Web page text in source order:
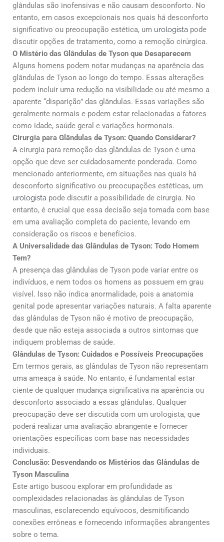
glândulas são inofensivas e não causam desconforto. No
entanto, em casos excepcionais nos quais há desconforto
significativo ou preocupação estética, um urologista pode
discutir opções de tratamento, como a remoção cirúrgica.
O Mistério das Glândulas de Tyson que Desaparecem
Alguns homens podem notar mudanças na aparência das
glândulas de Tyson ao longo do tempo. Essas alterações
podem incluir uma redução na visibilidade ou até mesmo a
aparente “disparição” das glândulas. Essas variações são
geralmente normais e podem estar relacionadas a fatores
como idade, saúde geral e variações hormonais.
Cirurgia para Glândulas de Tyson: Quando Considerar?
A cirurgia para remoção das glândulas de Tyson é uma
opção que deve ser cuidadosamente ponderada. Como
mencionado anteriormente, em situações nas quais há
desconforto significativo ou preocupações estéticas, um
urologista pode discutir a possibilidade de cirurgia. No
entanto, é crucial que essa decisão seja tomada com base
em uma avaliação completa do paciente, levando em
consideração os riscos e benefícios.
A Universalidade das Glândulas de Tyson: Todo Homem
Tem?
A presença das glândulas de Tyson pode variar entre os
indivíduos, e nem todos os homens as possuem em grau
visível. Isso não indica anormalidade, pois a anatomia
genital pode apresentar variações naturais. A falta aparente
das glândulas de Tyson não é motivo de preocupação,
desde que não esteja associada a outros sintomas que
indiquem problemas de saúde.
Glândulas de Tyson: Cuidados e Possíveis Preocupações
Em termos gerais, as glândulas de Tyson não representam
uma ameaça à saúde. No entanto, é fundamental estar
ciente de qualquer mudança significativa na aparência ou
desconforto associado a essas glândulas. Qualquer
preocupação deve ser discutida com um urologista, que
poderá realizar uma avaliação abrangente e fornecer
orientações específicas com base nas necessidades
individuais.
Conclusão: Desvendando os Mistérios das Glândulas de
Tyson Masculina
Este artigo buscou explorar em profundidade as
complexidades relacionadas às glândulas de Tyson
masculinas, esclarecendo equívocos, desmitificando
conexões errôneas e fornecendo informações abrangentes
sobre o tema.